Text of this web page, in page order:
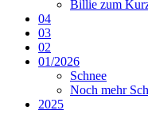
Billie zum
04
03
02
01/2026
Schnee
Noch mehr
2025